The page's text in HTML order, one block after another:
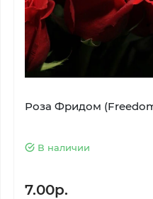
Роза Фридом
В наличии
7.00р.